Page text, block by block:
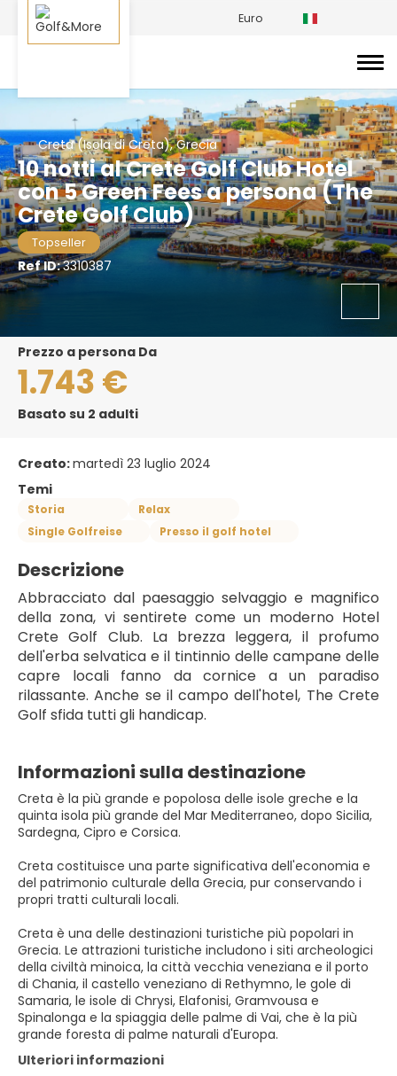
Euro
Creta (Isola di Creta), Grecia
10 notti al Crete Golf Club Hotel
con 5 Green Fees a persona (The
Crete Golf Club)
Topseller
Ref ID:3310387
prezzo a persona Da
1.743 €
Basato su 2 adulti
Creato:martedì 23 luglio 2024
Temi
Storia
Relax
Single Golfreise
Presso il golf hotel
Descrizione
Abbracciato dal paesaggio selvaggio e magnifico
della zona, vi sentirete come un moderno Hotel
Crete Golf Club. La brezza leggera, il profumo
dell'erba selvatica e il tintinnio delle campane delle
capre locali fanno da cornice a un paradiso
rilassante. Anche se il campo dell'hotel, The Crete
Golf sfida tutti gli handicap.
Informazioni sulla destinazione
Creta è la più grande e popolosa delle isole greche e la
quinta isola più grande del Mar Mediterraneo, dopo Sicilia,
Sardegna, Cipro e Corsica.
Creta costituisce una parte significativa dell'economia e
del patrimonio culturale della Grecia, pur conservando i
propri tratti culturali locali.
Creta è una delle destinazioni turistiche più popolari in
Grecia. Le attrazioni turistiche includono i siti archeologici
della civiltà minoica, la città vecchia veneziana e il porto
di Chania, il castello veneziano di Rethymno, le gole di
Samaria, le isole di Chrysi, Elafonisi, Gramvousa e
Spinalonga e la spiaggia delle palme di Vai, che è la più
grande foresta di palme naturali d'Europa.
Ulteriori informazioni